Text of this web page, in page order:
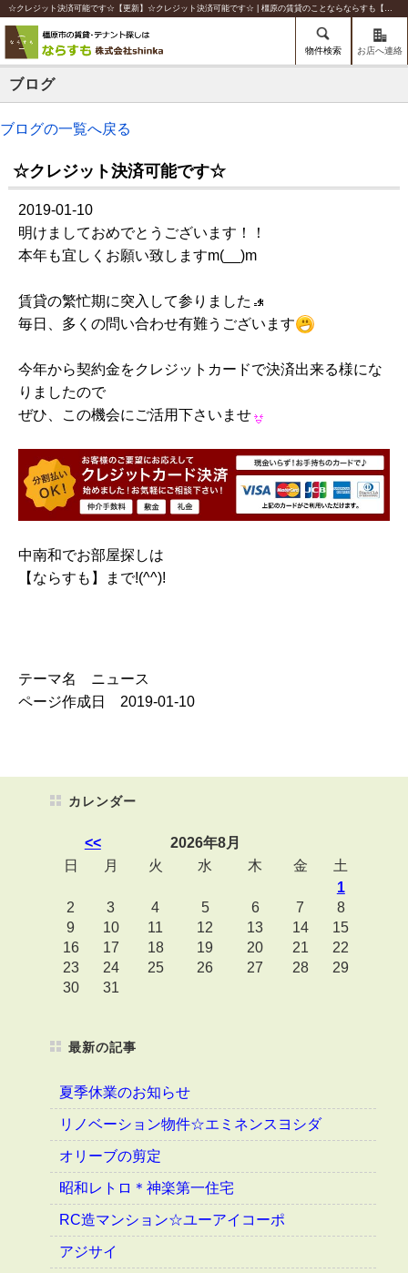
☆クレジット決済可能です☆【更新】☆クレジット決済可能です☆ | 橿原の賃貸のことならならすも【株式会社shinka】
物件検索 お店へ連絡
ブログ
ブログの一覧へ戻る
☆クレジット決済可能です☆
2019-01-10
明けましておめでとうございます！！
本年も宜しくお願い致しますm(__)m
賃貸の繁忙期に突入して参りました
毎日、多くの問い合わせ有難うございます
今年から契約金をクレジットカードで決済出来る様にな
りましたので
ぜひ、この機会にご活用下さいませ
中南和でお部屋探しは
【ならすも】まで!(^^)!
テーマ名 ニュース
ページ作成日 2019-01-10
カレンダー
<<
2026年8月
日
月 火 水 木 金
土
1
2
3 4 5 6 7
8
9
10 11 12 13 14
15
16
17 18 19 20 21
22
23
24 25 26 27 28
29
30
31
最新の記事
夏季休業のお知らせ
リノベーション物件☆エミネンスヨシダ
オリーブの剪定
昭和レトロ＊神楽第一住宅
RC造マンション☆ユーアイコーポ
アジサイ